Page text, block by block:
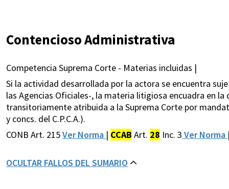
Contencioso Administrativa
Competencia Suprema Corte - Materias incluidas |
Si la actividad desarrollada por la actora se encuentra
las Agencias Oficiales-, la materia litigiosa encuadra en
transitoriamente atribuida a la Suprema Corte por
y concs. del C.P.C.A.).
CONB Art. 215Ver Norma | CCAB Art. 28 Inc. 3 Ver Norma
OCULTAR FALLOS DEL SUMARIO